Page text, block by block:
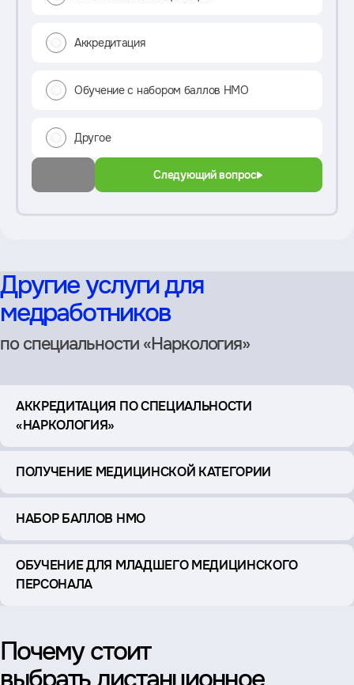
Аккредитация
Обучение с набором баллов НМО
Другое
Следующий вопрос
Другие услуги для
медработников
по специальности «Наркология»
АККРЕДИТАЦИЯ ПО СПЕЦИАЛЬНОСТИ
«НАРКОЛОГИЯ»
ПОЛУЧЕНИЕ МЕДИЦИНСКОЙ КАТЕГОРИИ
НАБОР БАЛЛОВ НМО
ОБУЧЕНИЕ ДЛЯ МЛАДШЕГО МЕДИЦИНСКОГО
ПЕРСОНАЛА
Почему стоит